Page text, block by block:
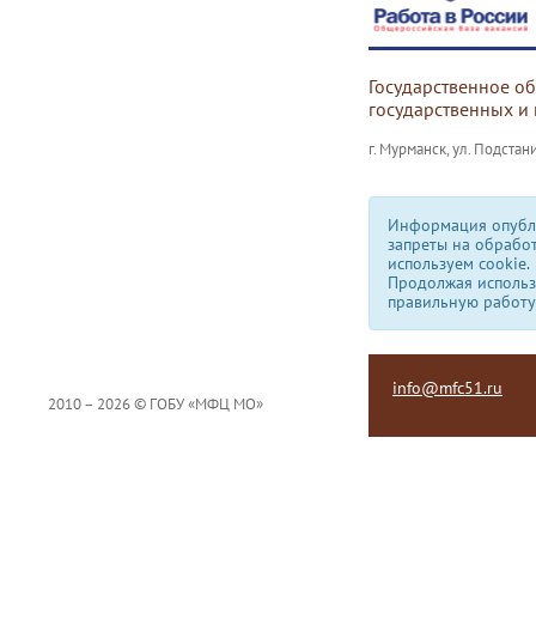
Государственное
государственных
г. Мурманск, ул.
Информация
запреты на
используем сookie.
Продолжая
правильную
2010 – 2026 © ГОБУ «МФЦ МО»
info@mfc51.ru